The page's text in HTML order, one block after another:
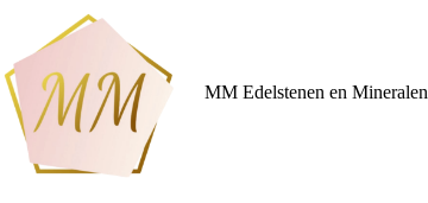
inhoud
MM Edelstenen en Mineralen